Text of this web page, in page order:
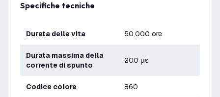
Specifiche tecniche
Durata della vita 50.000 ore
Durata massima della
corrente di spunto
200 μs
Codice colore 860